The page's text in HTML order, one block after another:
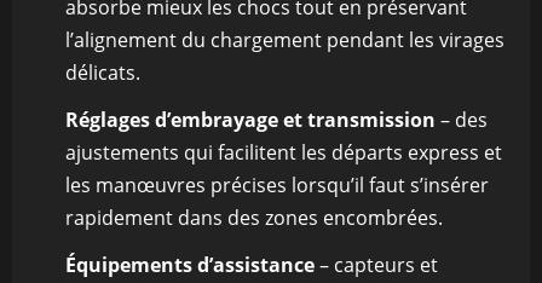
absorbe mieux les chocs tout en préservant
l’alignement du chargement pendant les virages
délicats.
Réglages d’embrayage et transmission – des
ajustements qui facilitent les départs express et
les manœuvres précises lorsqu’il faut s’insérer
rapidement dans des zones encombrées.
Équipements d’assistance– capteurs et